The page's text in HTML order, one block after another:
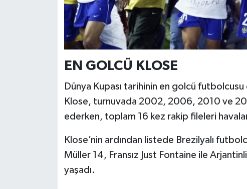
EN GOLCÜ KLOSE
Dünya Kupası tarihinin en golcü
Klose, turnuvada 2002, 2006, 2010 ve
ederken, toplam 16 kez rakip fileleri
Klose’nin ardından listede Brezilyalı
Müller 14, Fransız Just Fontaine ile
yaşadı.